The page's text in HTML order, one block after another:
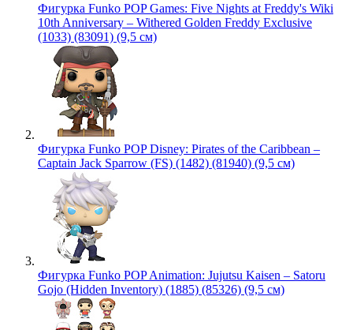
Фигурка Funko POP Games: Five Nights at Freddy's Wiki
10th Anniversary – Withered Golden Freddy Exclusive
(1033) (83091) (9,5 см)
Фигурка Funko POP Disney: Pirates of the Caribbean –
Captain Jack Sparrow (FS) (1482) (81940) (9,5 см)
Фигурка Funko POP Animation: Jujutsu Kaisen – Satoru
Gojo (Hidden Inventory) (1885) (85326) (9,5 см)